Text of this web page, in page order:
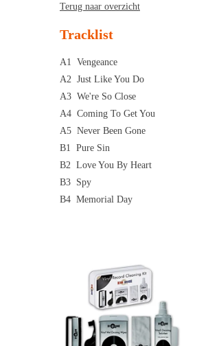
Terug naar overzicht
Tracklist
A1 Vengeance
A2 Just Like You Do
A3 We're So Close
A4 Coming To Get You
A5 Never Been Gone
B1 Pure Sin
B2 Love You By Heart
B3 Spy
B4 Memorial Day